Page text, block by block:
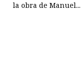
la obra de Manuel...